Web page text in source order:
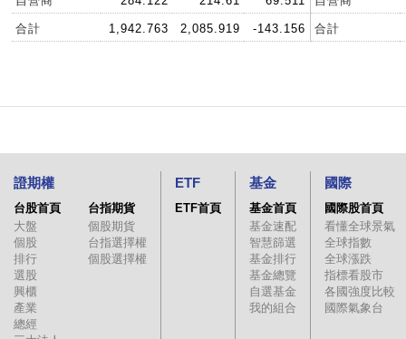
合計 1,942.763 2,085.919 -143.156 合計
證期權
台股首頁
大盤
個股
排行
選股
興櫃
產業
總經
台指期貨
個股期貨
台指選擇權
個股選擇權
ETF
ETF首頁
基金
基金首頁
基金速配
智慧篩選
基金排行
基金總覽
自選基金
我的組合
國際
國際股首頁
看懂全球景氣
全球指數
全球漲跌
指標看股市
各國強度比較
國際氣象台